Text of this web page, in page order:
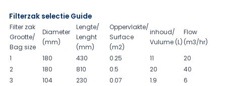
Filterzak selectie Guide
Filter zak
Grootte/
Bag size
Diameter
(mm)
Lengte/
Lenght
(mm)
Oppervlakte/
Surface
(m2)
inhoud/
Vulume (L)
Flow
(m3/hr)
1
180 430 0.25 11
20
2
180 810 0.5 20
40
3
104 230 0.07 1.9
6